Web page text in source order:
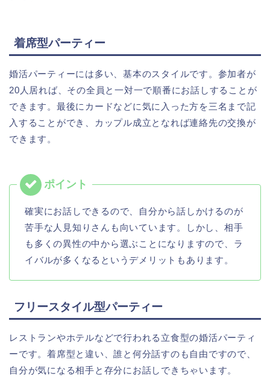
着席型パーティー
婚活パーティーには多い、基本のスタイルです。参加者が
20人居れば、その全員と一対一で順番にお話しすることが
できます。最後にカードなどに気に入った方を三名まで記
入することができ、カップル成立となれば連絡先の交換が
できます。
確実にお話しできるので、自分から話しかけるのが
苦手な人見知りさんも向いています。しかし、相手
も多くの異性の中から選ぶことになりますので、ラ
イバルが多くなるというデメリットもあります。
フリースタイル型パーティー
レストランやホテルなどで行われる立食型の婚活パーティ
ーです。着席型と違い、誰と何分話すのも自由ですので、
自分が気になる相手と存分にお話しできちゃいます。